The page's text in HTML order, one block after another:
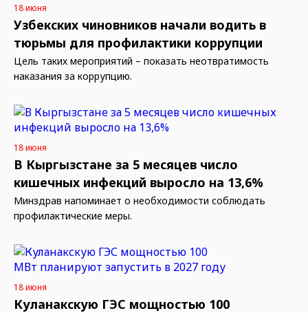
18 июня
Узбекских чиновников начали водить в
тюрьмы для профилактики коррупции
Цель таких мероприятий – показать неотвратимость
наказания за коррупцию.
18 июня
В Кыргызстане за 5 месяцев число
кишечных инфекций выросло на 13,6%
Минздрав напоминает о необходимости соблюдать
профилактические меры.
18 июня
Куланакскую ГЭС мощностью 100